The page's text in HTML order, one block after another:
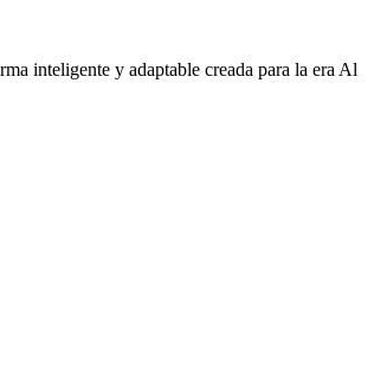
inteligente y adaptable creada para la era Al